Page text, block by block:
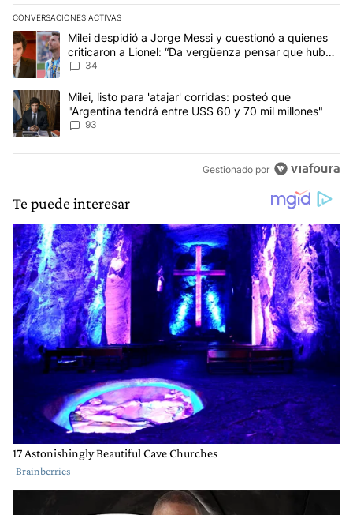
CONVERSACIONES ACTIVAS
Este listado muestra los artículos con más comentarios en los
Un artículo de tendencia con el título "Milei despidió a Jorge
Milei despidió a Jorge Messi y cuestionó a quienes
criticaron a Lionel: “Da vergüenza pensar que hubo
anti-Messi”
34
Un artículo de tendencia con el título "Milei, listo para 'atajar'
Milei, listo para 'atajar' corridas: posteó que
"Argentina tendrá entre US$ 60 y 70 mil millones"
93
Gestionado por